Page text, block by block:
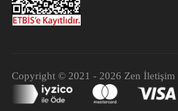
Copyright © 2021 - 2026 Zen İletişim